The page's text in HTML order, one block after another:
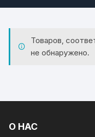
Товаров,
не обнаружено.
О НАС